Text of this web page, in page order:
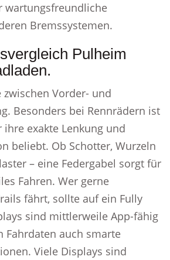
wartungsfreundliche
Bremssystemen.
Pulheim
Vorder- und
Besonders bei Rennrädern ist
exakte Lenkung und
beliebt. Ob Schotter, Wurzeln
– eine Federgabel sorgt für
Fahren. Wer gerne
fährt, sollte auf ein Fully
sind mittlerweile App-fähig
Fahrdaten auch smarte
Viele Displays sind